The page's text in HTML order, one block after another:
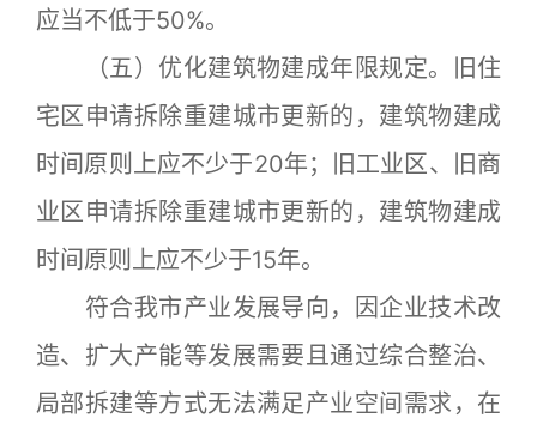
应当不低于50%。
（五）优化建筑物建成年限规定。旧住
宅区申请拆除重建城市更新的，建筑物建成
时间原则上应不少于20年；旧工业区、旧商
业区申请拆除重建城市更新的，建筑物建成
时间原则上应不少于15年。
符合我市产业发展导向，因企业技术改
造、扩大产能等发展需要且通过综合整治、
局部拆建等方式无法满足产业空间需求，在